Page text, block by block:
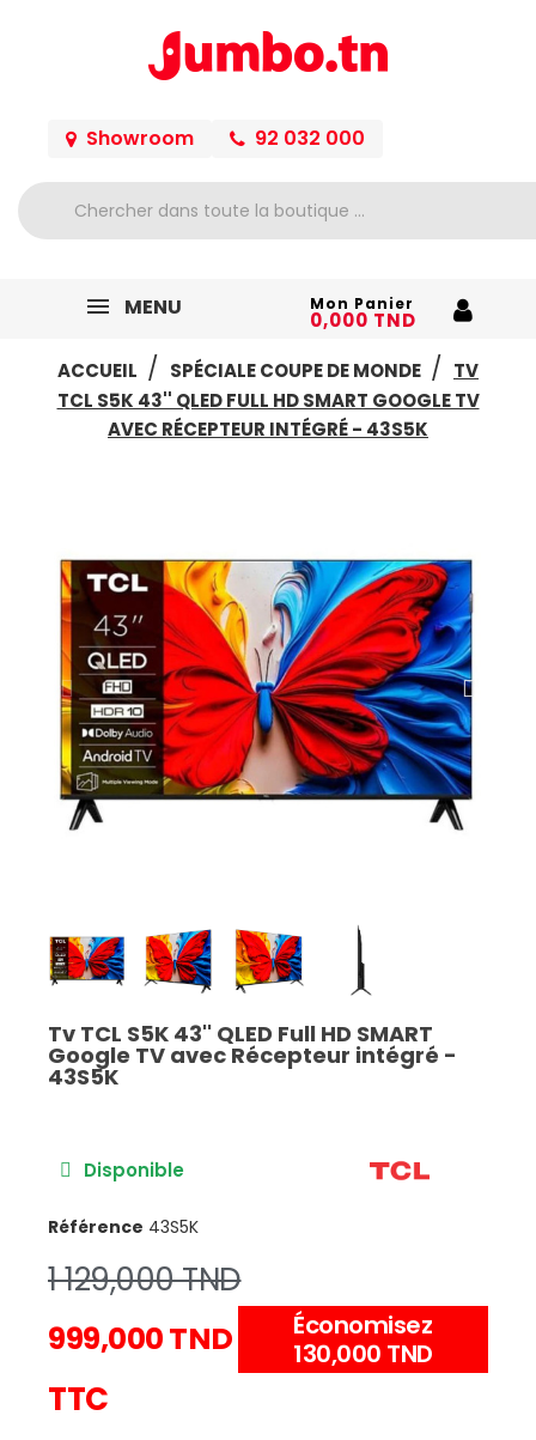
Showroom 92 032 000
MENU Mon Panier
0,000 TND
ACCUEIL
SPÉCIALE COUPE DE MONDE
TV
TCL S5K 43'' QLED FULL HD SMART GOOGLE TV
AVEC RÉCEPTEUR INTÉGRÉ - 43S5K
Tv TCL S5K 43'' QLED Full HD SMART
Google TV avec Récepteur intégré -
43S5K
Disponible
Référence 43S5K
1 129,000 TND
999,000 TND
Économisez
130,000 TND
TTC